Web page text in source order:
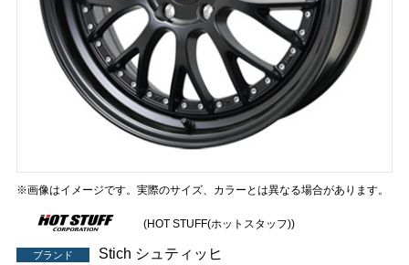
※画像はイメージです。実際のサイズ、カラーとは異なる場合があります。
(HOT STUFF(ホットスタッフ))
ブランド Stich シュティッヒ